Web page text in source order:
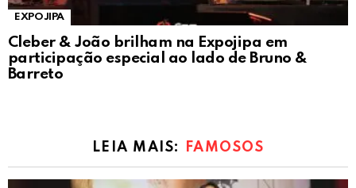
EXPOJIPA
Cleber & João brilham na Expojipa em
participação especial ao lado de Bruno &
Barreto
LEIA MAIS: FAMOSOS